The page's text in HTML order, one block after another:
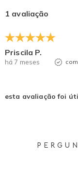
1 avaliação
Priscila P.
há 7 meses
esta avaliação foi